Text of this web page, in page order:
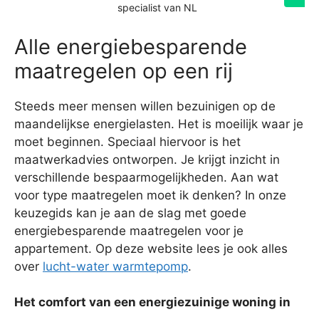
specialist van NL
Alle energiebesparende
maatregelen op een rij
Steeds meer mensen willen bezuinigen op de
maandelijkse energielasten. Het is moeilijk waar je
moet beginnen. Speciaal hiervoor is het
maatwerkadvies ontworpen. Je krijgt inzicht in
verschillende bespaarmogelijkheden. Aan wat
voor type maatregelen moet ik denken? In onze
keuzegids kan je aan de slag met goede
energiebesparende maatregelen voor je
appartement. Op deze website lees je ook alles
over lucht-water warmtepomp.
Het comfort van een energiezuinige woning in